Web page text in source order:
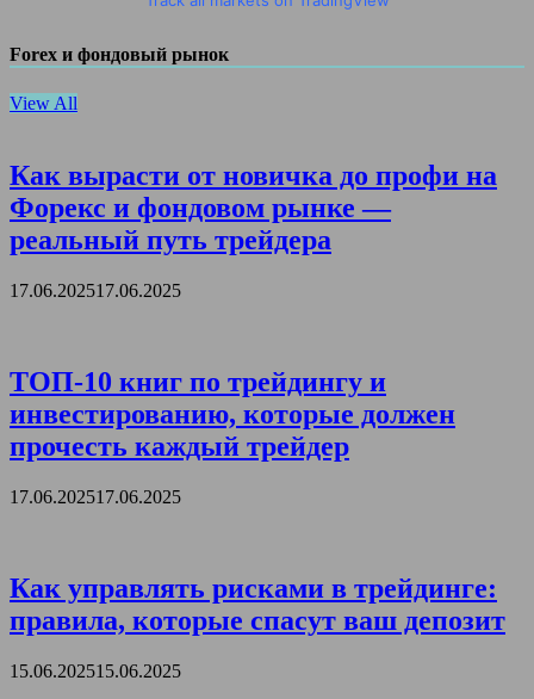
Forex и фондовый рынок
View All
Как вырасти от новичка до профи на
Форекс и фондовом рынке —
реальный путь трейдера
17.06.202517.06.2025
ТОП-10 книг по трейдингу и
инвестированию, которые должен
прочесть каждый трейдер
17.06.202517.06.2025
Как управлять рисками в трейдинге:
правила, которые спасут ваш депозит
15.06.202515.06.2025